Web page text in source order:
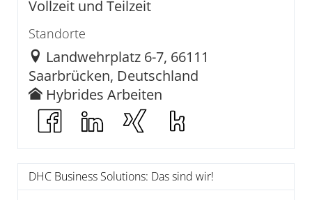
Vollzeit und Teilzeit
Standorte
Landwehrplatz 6-7, 66111
Saarbrücken, Deutschland
Hybrides Arbeiten
DHC Business Solutions: Das sind wir!